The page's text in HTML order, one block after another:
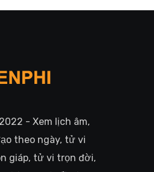
- Xem lịch âm,
theo ngày, tử vi
giáp, tử vi trọn đời,